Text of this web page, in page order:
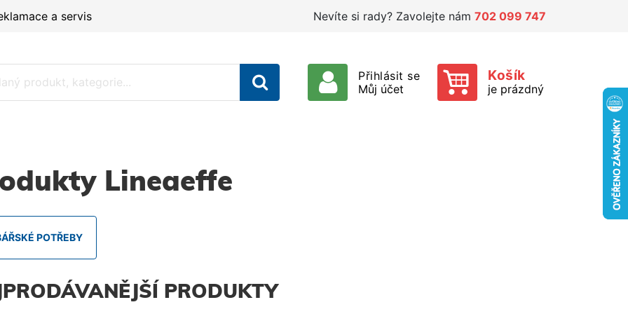
a servis Nevíte si rady? Zavolejte nám 702 099 747
Přihlásit se
Můj účet
Košík
je prázdný
Lineaeffe
POTŘEBY
PRODUKTY